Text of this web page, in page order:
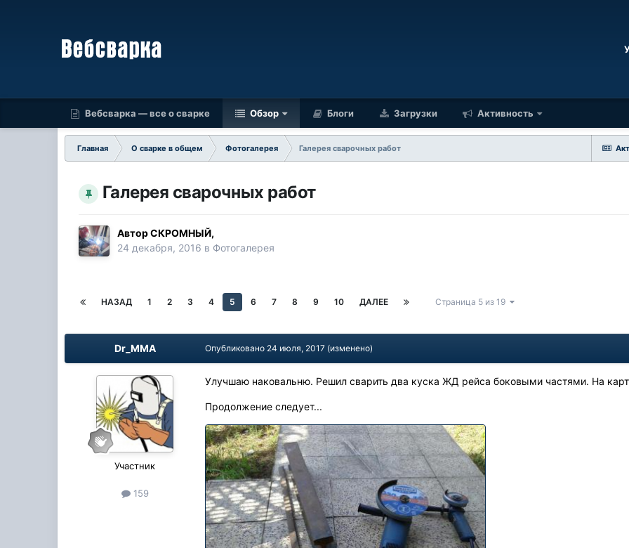
Вебсварка — все о сварке Обзор Блоги Загрузки Активность
Главная О сварке в общем Фотогалерея Галерея сварочных работ
Галерея сварочных работ
АвторСКРОМНЫЙ,
24 декабря, 2016 в Фотогалерея
НАЗАД 1 2 3 4 5 6 7 8 9 10 ДАЛЕЕ Страница 5 из 19
Dr_MMA
Участник
159
Опубликовано 24 июля, 2017 (изменено)
Улучшаю наковальню. Решил сварить два куска ЖД рейса боковыми частями. На
Продолжение следует...